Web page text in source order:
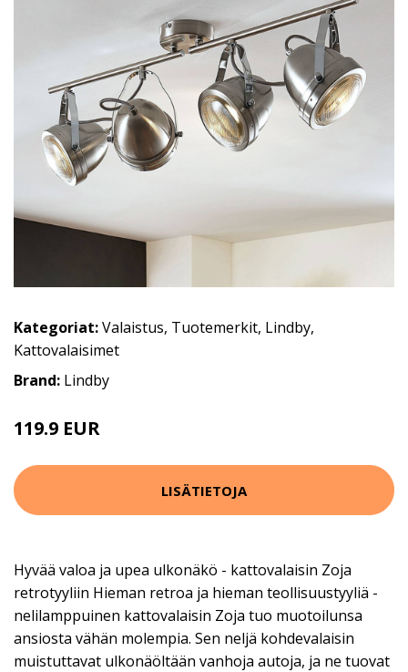
Kategoriat:Valaistus, Tuotemerkit, Lindby,
Kattovalaisimet
Brand: Lindby
119.9 EUR
LISÄTIETOJA
Hyvää valoa ja upea ulkonäkö - kattovalaisin Zoja
retrotyyliin Hieman retroa ja hieman teollisuustyyliä -
nelilamppuinen kattovalaisin Zoja tuo muotoilunsa
ansiosta vähän molempia. Sen neljä kohdevalaisin
muistuttavat ulkonäöltään vanhoja autoja, ja ne tuovat